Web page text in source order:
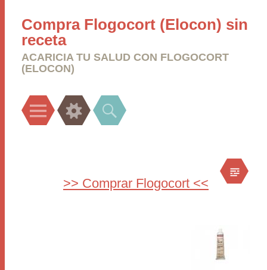
Compra Flogocort (Elocon) sin
receta
ACARICIA TU SALUD CON FLOGOCORT
(ELOCON)
Menu Widgets Search
>> Comprar Flogocort <<